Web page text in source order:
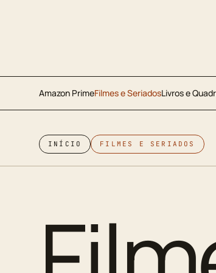
Amazon PrimeFilmes e SeriadosLivros e
INÍCIO FILMES E SERIADOS